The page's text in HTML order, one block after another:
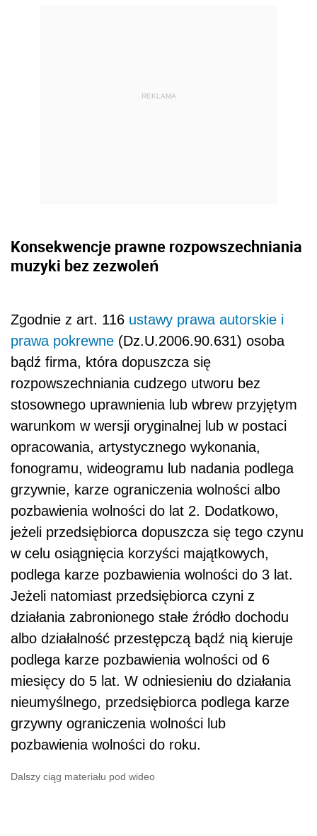
REKLAMA
Konsekwencje prawne rozpowszechniania
muzyki bez zezwoleń
Zgodnie z art. 116 ustawy prawa autorskie i
prawa pokrewne (Dz.U.2006.90.631) osoba
bądź firma, która dopuszcza się
rozpowszechniania cudzego utworu bez
stosownego uprawnienia lub wbrew przyjętym
warunkom w wersji oryginalnej lub w postaci
opracowania, artystycznego wykonania,
fonogramu, wideogramu lub nadania podlega
grzywnie, karze ograniczenia wolności albo
pozbawienia wolności do lat 2. Dodatkowo,
jeżeli przedsiębiorca dopuszcza się tego czynu
w celu osiągnięcia korzyści majątkowych,
podlega karze pozbawienia wolności do 3 lat.
Jeżeli natomiast przedsiębiorca czyni z
działania zabronionego stałe źródło dochodu
albo działalność przestępczą bądź nią kieruje
podlega karze pozbawienia wolności od 6
miesięcy do 5 lat. W odniesieniu do działania
nieumyślnego, przedsiębiorca podlega karze
grzywny ograniczenia wolności lub
pozbawienia wolności do roku.
Dalszy ciąg materiału pod wideo